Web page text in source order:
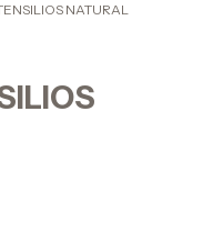
NATURAL